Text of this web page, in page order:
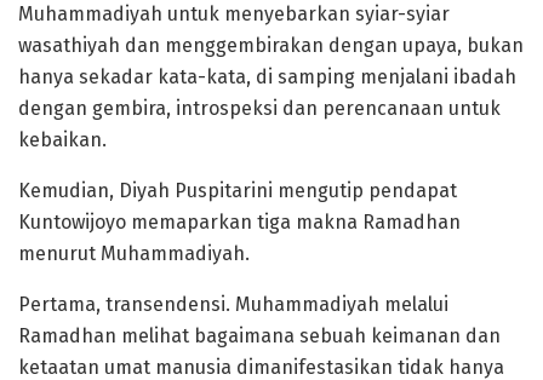
Muhammadiyah untuk menyebarkan syiar-syiar
wasathiyah dan menggembirakan dengan upaya, bukan
hanya sekadar kata-kata, di samping menjalani ibadah
dengan gembira, introspeksi dan perencanaan untuk
kebaikan.
Kemudian, Diyah Puspitarini mengutip pendapat
Kuntowijoyo memaparkan tiga makna Ramadhan
menurut Muhammadiyah.
Pertama, transendensi. Muhammadiyah melalui
Ramadhan melihat bagaimana sebuah keimanan dan
ketaatan umat manusia dimanifestasikan tidak hanya